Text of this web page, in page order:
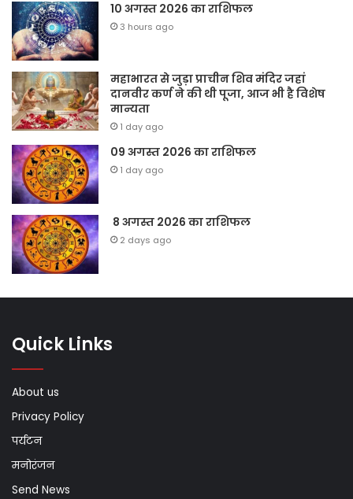
10 अगस्त 2026 का राशिफल
3 hours ago
महाभारत से जुड़ा प्राचीन शिव मंदिर जहां
दानवीर कर्ण ने की थी पूजा, आज भी है विशेष
मान्यता
1 day ago
09 अगस्त 2026 का राशिफल
1 day ago
8 अगस्त 2026 का राशिफल
2 days ago
Quick Links
About us
Privacy Policy
पर्यटन
मनोरंजन
Send News